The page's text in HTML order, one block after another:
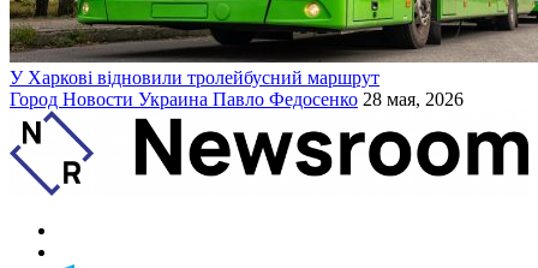
У Харкові відновили тролейбусний маршрут
Город Новости Украина Павло Федосенко 28 мая, 2026